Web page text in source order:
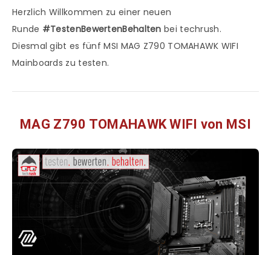
Herzlich Willkommen zu einer neuen
Runde #TestenBewertenBehalten bei techrush.
Diesmal gibt es fünf MSI MAG Z790 TOMAHAWK WIFI
Mainboards zu testen.
MAG Z790 TOMAHAWK WIFI von MSI